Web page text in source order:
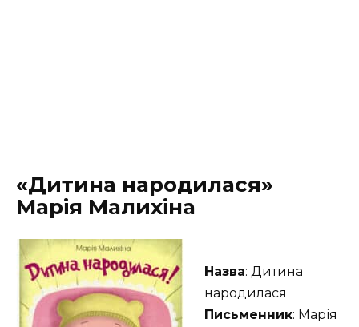
«Дитина народилася»
Марія Малихіна
Назва: Дитина
народилася
Письменник: Марія